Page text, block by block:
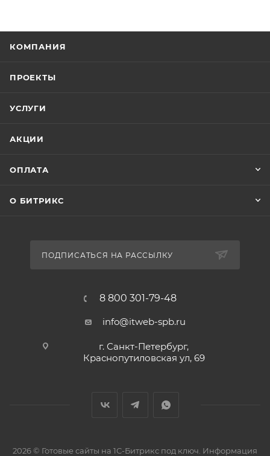
КОМПАНИЯ
ПРОЕКТЫ
УСЛУГИ
АКЦИИ
ОПЛАТА
О БИТРИКС
ПОДПИСАТЬСЯ НА РАССЫЛКУ
8 800 301-79-48
info@itweb-spb.ru
г. Санкт-Петербург,
Краснопутиловская ул, 69
2026 © Готовые сайты на 1С-Битрикс под ключ. Информация